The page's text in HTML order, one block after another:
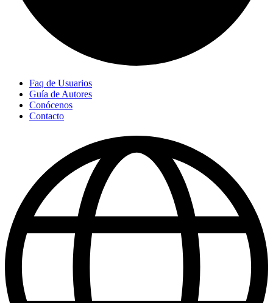
Faq de Usuarios
Guía de Autores
Conócenos
Contacto